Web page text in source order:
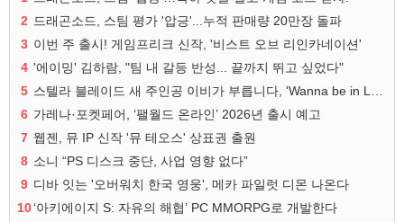
2 드래곤소드, 스팀 평가 '압긍'...누적 판매량 20만장 돌파
3 이번 주 출시! 게임프리크 신작, '비스트 오브 리인카네이션'
4 '에이밍' 김하람, "팀 내 갈등 반성... 끝까지 뛰고 싶었다"
5
6 가레나·포켓페어, ‘팰월드 온라인’ 2026년 출시 예고
7 웹젠, 뮤 IP 신작 '뮤 테오스' 상표권 출원
8 소니 “PS 디스크 중단, 사업 영향 없다”
9 디바 잇는 '오버워치 한국 영웅', 메카 파일럿 디몬 나온다
10‘아키에이지 S: 자유의 해협’ PC MMORPG로 개발한다